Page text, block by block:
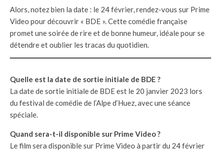
Alors, notez bien la date : le 24 février, rendez-vous sur Prime
Video pour découvrir « BDE ». Cette comédie française
promet une soirée de rire et de bonne humeur, idéale pour se
détendre et oublier les tracas du quotidien.
Quelle est la date de sortie initiale de BDE ?
La date de sortie initiale de BDE est le 20 janvier 2023 lors
du festival de comédie de l’Alpe d’Huez, avec une séance
spéciale.
Quand sera-t-il disponible sur Prime Video ?
Le film sera disponible sur Prime Video à partir du 24 février